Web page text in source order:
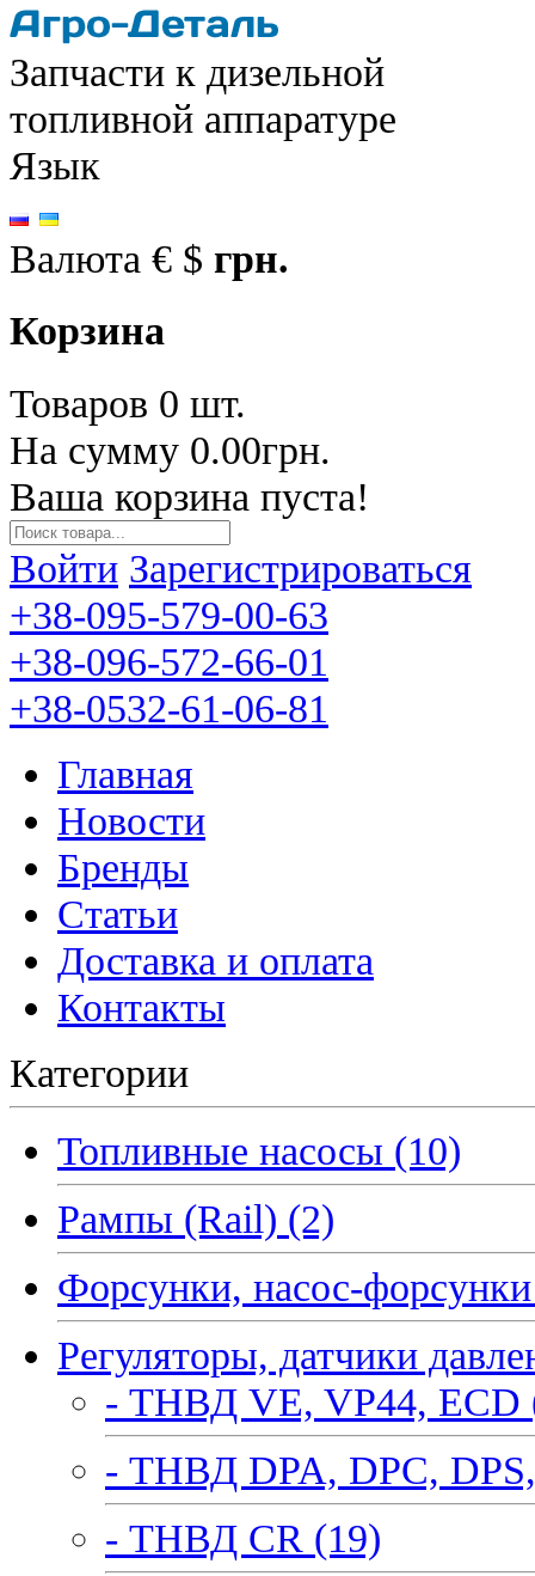
Запчасти к дизельной
топливной аппаратуре
Язык
Валюта € $ грн.
Корзина
Товаров 0 шт.
На сумму 0.00грн.
Ваша корзина пуста!
Войти Зарегистрироваться
+38-095-579-00-63
+38-096-572-66-01
+38-0532-61-06-81
Главная
Новости
Бренды
Статьи
Доставка и оплата
Контакты
Категории
Топливные насосы (10)
Рампы (Rail) (2)
Форсунки, насос-
Регуляторы, датчики
- ТНВД VE, VP44, ECD
- ТНВД DPA, DPC,
- ТНВД CR (19)